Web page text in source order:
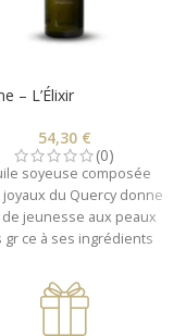
– L’Élixir
54,30 €
(0)
soyeuse composée
joyaux du Quercy donne
de jeunesse aux peaux
gr ce à ses ingrédients
Véritable concentré
certifié Bio et 100%
naturelle, est formulé